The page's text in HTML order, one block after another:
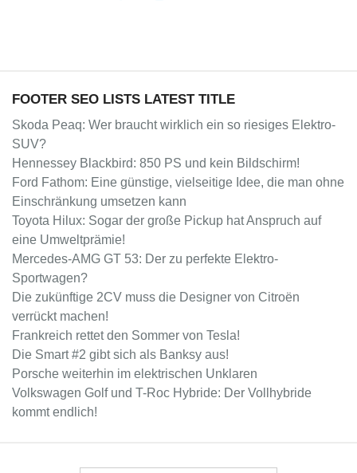
FOOTER SEO LISTS LATEST TITLE
Skoda Peaq: Wer braucht wirklich ein so riesiges Elektro-
SUV?
Hennessey Blackbird: 850 PS und kein Bildschirm!
Ford Fathom: Eine günstige, vielseitige Idee, die man ohne
Einschränkung umsetzen kann
Toyota Hilux: Sogar der große Pickup hat Anspruch auf
eine Umweltprämie!
Mercedes-AMG GT 53: Der zu perfekte Elektro-
Sportwagen?
Die zukünftige 2CV muss die Designer von Citroën
verrückt machen!
Frankreich rettet den Sommer von Tesla!
Die Smart #2 gibt sich als Banksy aus!
Porsche weiterhin im elektrischen Unklaren
Volkswagen Golf und T-Roc Hybride: Der Vollhybride
kommt endlich!